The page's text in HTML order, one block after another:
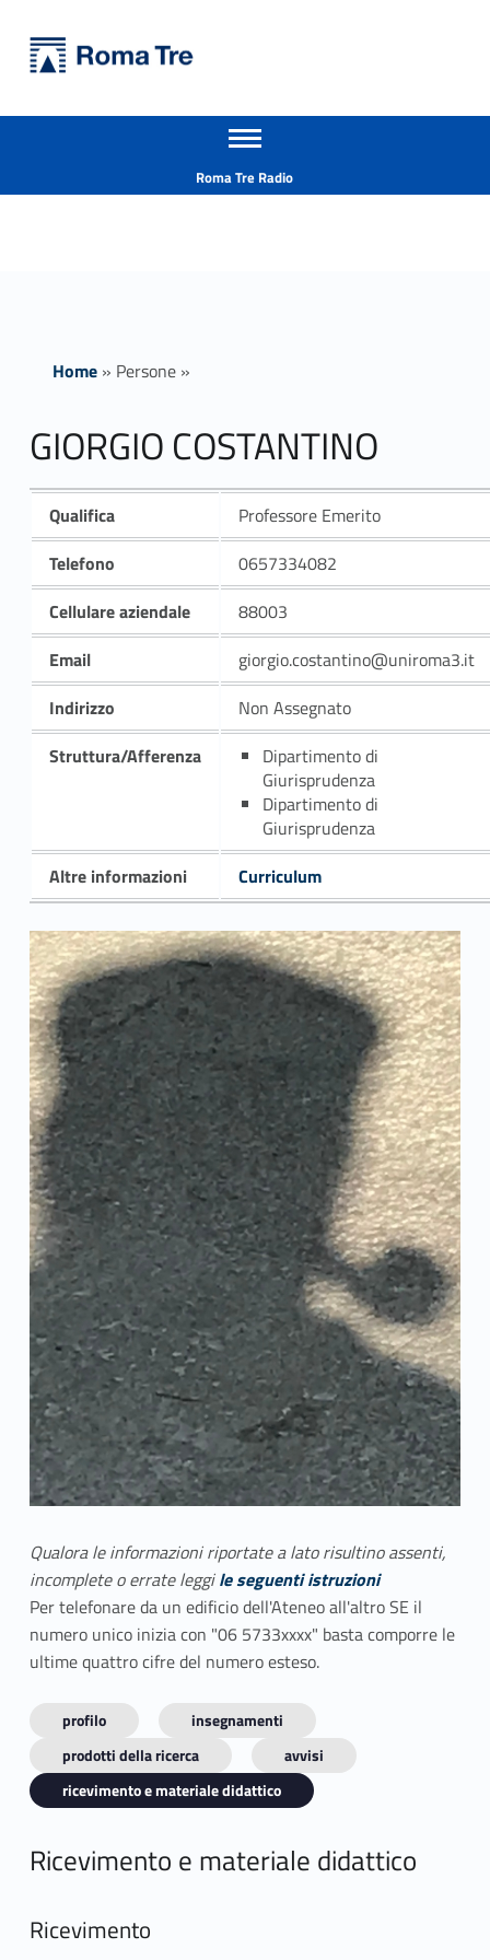
GIORGIO COSTANTINO - Università Roma Tre
Apri il menu secondario
Roma Tre Radio
Home» Persone»
GIORGIO COSTANTINO
Qualifica
Professore Emerito
Telefono
0657334082
Cellulare aziendale
88003
Email
giorgio.costantino@uniroma3.it
Indirizzo
Non Assegnato
Struttura/Afferenza
Dipartimento di
Giurisprudenza
Dipartimento di
Giurisprudenza
Altre informazioni
Curriculum
Qualora le informazioni riportate a lato risultino assenti,
incomplete o errate leggile seguenti istruzioni
Per telefonare da un edificio dell'Ateneo all'altro SE il
numero unico inizia con "06 5733xxxx" basta comporre le
ultime quattro cifre del numero esteso.
profilo
insegnamenti
prodotti della ricerca
avvisi
ricevimento e materiale didattico
Ricevimento e materiale didattico
Ricevimento